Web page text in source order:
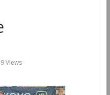
Views